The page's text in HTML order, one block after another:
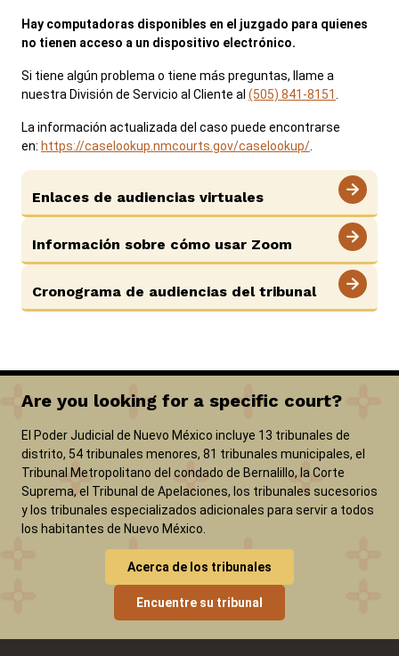
View site in English
Hay computadoras disponibles en el juzgado para quienes
no tienen acceso a un dispositivo electrónico.
Si tiene algún problema o tiene más preguntas, llame a
nuestra División de Servicio al Cliente al (505) 841-8151
La información actualizada del caso puede encontrarse
en: https://caselookup.nmcourts.gov/caselookup/
Enlaces de audiencias virtuales
Información sobre cómo usar Zoom
Cronograma de audiencias del tribunal
Are you looking for a specific court?
El Poder Judicial de Nuevo México incluye 13 tribunales de
distrito, 54 tribunales menores, 81 tribunales municipales, el
Tribunal Metropolitano del condado de Bernalillo, la Corte
Suprema, el Tribunal de Apelaciones, los tribunales sucesorios
y los tribunales especializados adicionales para servir a todos
los habitantes de Nuevo México.
Acerca de los tribunales
Encuentre su tribunal